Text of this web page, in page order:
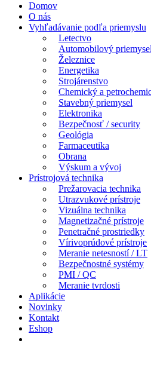
Domov
O nás
Vyhľadávanie podľa priemyslu
Letectvo
Automobilový priemysel
Železnice
Energetika
Strojárenstvo
Chemický a
Stavebný priemysel
Elektronika
Bezpečnosť / security
Geológia
Farmaceutika
Obrana
Výskum a vývoj
Prístrojová technika
Prežarovacia technika
Utrazvukové prístroje
Vizuálna technika
Magnetizačné prístroje
Penetračné prostriedky
Vírivoprúdové prístroje
Meranie netesností / LT
Bezpečnostné systémy
PMI / QC
Meranie tvrdosti
Aplikácie
Novinky
Kontakt
Eshop